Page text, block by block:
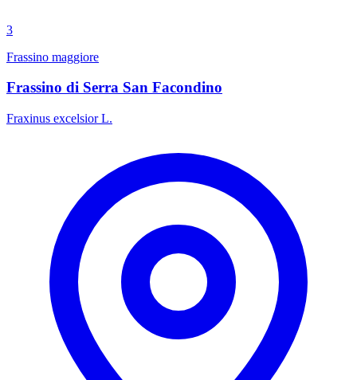
3
Frassino maggiore
Frassino di Serra San Facondino
Fraxinus excelsior L.